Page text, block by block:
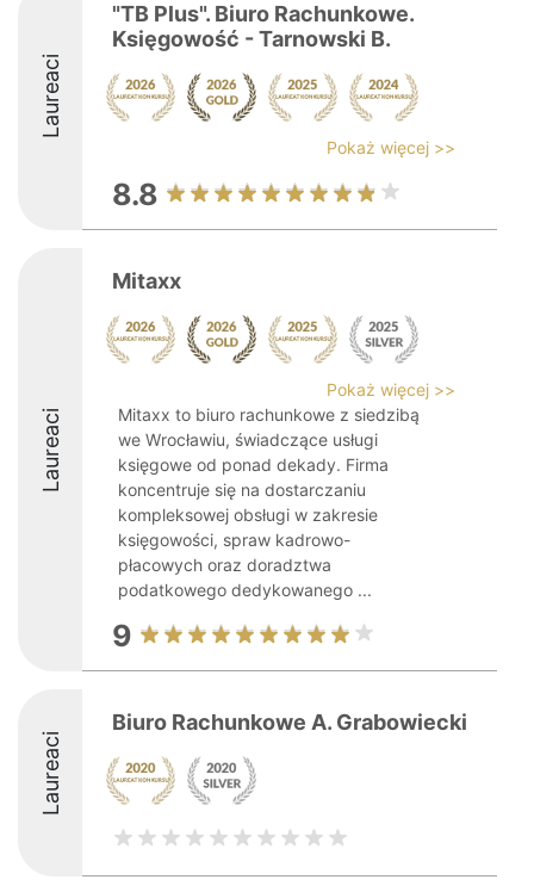
Laureaci
"TB Plus". Biuro Rachunkowe.
Księgowość - Tarnowski B.
Pokaż więcej >>
8.8
Laureaci
Mitaxx
Pokaż więcej >>
Mitaxx to biuro rachunkowe z siedzibą
we Wrocławiu, świadczące usługi
księgowe od ponad dekady. Firma
koncentruje się na dostarczaniu
kompleksowej obsługi w zakresie
księgowości, spraw kadrowo-
płacowych oraz doradztwa
podatkowego dedykowanego ...
9
Laureaci
Biuro Rachunkowe A. Grabowiecki